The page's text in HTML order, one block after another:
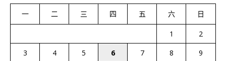
一 二 三 四 五 六 日
1
2
3
4 5 6 7 8
9